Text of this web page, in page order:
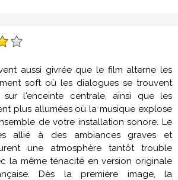
aussi givrée que le film alterne les
soft où les dialogues se trouvent
sur l'enceinte centrale, ainsi que les
plus allumées où la musique explose
de votre installation sonore. Le
allié à des ambiances graves et
une atmosphère tantôt trouble
la même ténacité en version originale
Dès la première image, la